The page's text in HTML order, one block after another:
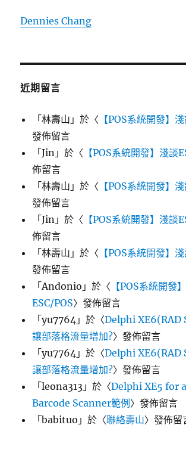
Dennies Chang
近期留言
「林壽山 」於〈 【POS系統開發】
發佈留言
「Jin 」於〈 【POS系統開發】淺談
佈留言
「林壽山 」於〈 【POS系統開發】
發佈留言
「Jin 」於〈 【POS系統開發】淺談
佈留言
「林壽山 」於〈 【POS系統開發】
發佈留言
「Andonio 」於〈 【POS系統開發
ESC/POS〉發佈留言
「yu7764 」於〈Delphi XE6(RAD
讓部落格流量增加?〉發佈留言
「yu7764 」於〈Delphi XE6(RAD
讓部落格流量增加?〉發佈留言
「leona313 」於〈Delphi XE5 for
Barcode Scanner範例〉發佈留言
「babituo 」於〈聯絡壽山〉發佈留